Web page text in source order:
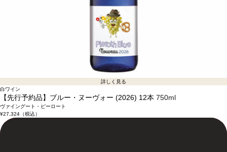
詳しく見る
白ワイン
【先行予約品】ブルー・ヌーヴォー (2026) 12本 750ml
ヴァイングート・ピーロート
¥27,324（税込）